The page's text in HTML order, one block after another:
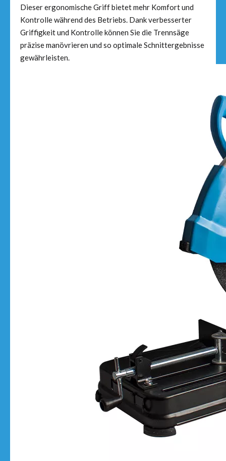
Dieser ergonomische Griff bietet mehr Komfort und
Kontrolle während des Betriebs. Dank verbesserter
Griffigkeit und Kontrolle können Sie die Trennsäge
präzise manövrieren und so optimale Schnittergebnisse
gewährleisten.